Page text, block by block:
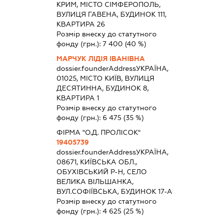
КРИМ, МІСТО СІМФЕРОПОЛЬ,
ВУЛИЦЯ ГАВЕНА, БУДИНОК 111,
КВАРТИРА 26
Розмір внеску до статутного
фонду (грн.): 7 400 (40 %)
МАРЧУК ЛІДІЯ ІВАНІВНА
dossier.founderAddressУКРАЇНА,
01025, МІСТО КИЇВ, ВУЛИЦЯ
ДЕСЯТИННА, БУДИНОК 8,
КВАРТИРА 1
Розмір внеску до статутного
фонду (грн.): 6 475(35 %)
ФІРМА "О.Д. ПРОЛІСОК"
19405739
dossier.founderAddressУКРАЇНА,
08671, КИЇВСЬКА ОБЛ.,
ОБУХІВСЬКИЙ Р-Н, СЕЛО
ВЕЛИКА ВІЛЬШАНКА,
ВУЛ.СОФІЇВСЬКА, БУДИНОК 17-А
Розмір внеску до статутного
фонду (грн.): 4 625(25 %)